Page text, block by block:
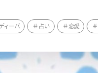
ィーバ 占い 恋愛